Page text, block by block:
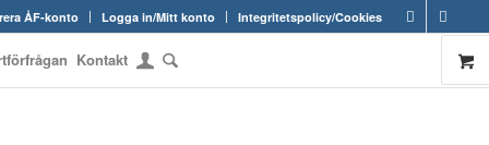
ÅF-konto Logga in/Mitt konto Integritetspolicy/Cookies
Kontakt